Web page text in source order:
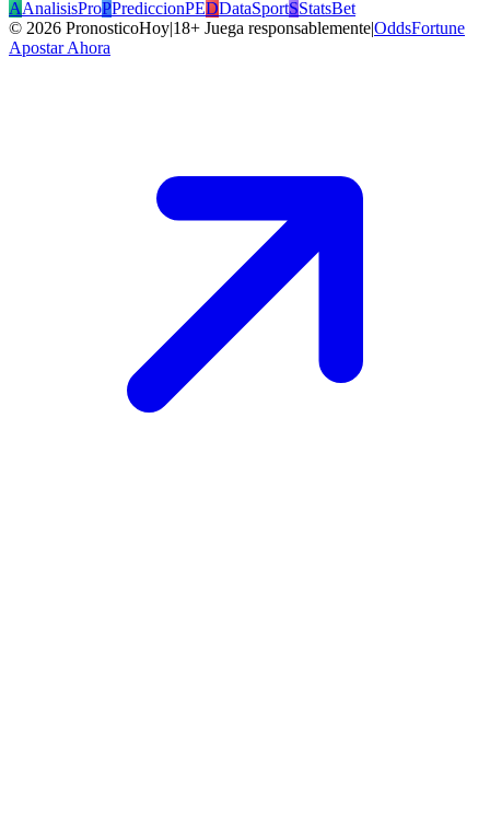
AAnalisisProPPrediccionPEDDataSportSStatsBet
© 2026 PronosticoHoy|18+ Juega responsablemente|OddsFortune
Apostar Ahora